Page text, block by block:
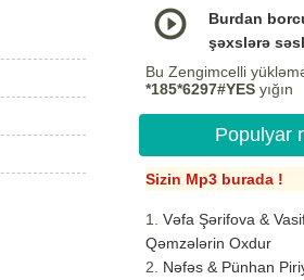
Burdan
şəxslərə
Bu Zengimcelli
*185*6297#YES yığın
Populyar
Sizin Mp3 burada !
Vəfa Şərifova &
Qəmzələrin Oxdur
Nəfəs & Pünhan